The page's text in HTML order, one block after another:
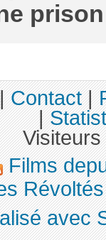
prison
Contact|
|
Films
Révoltés
avec